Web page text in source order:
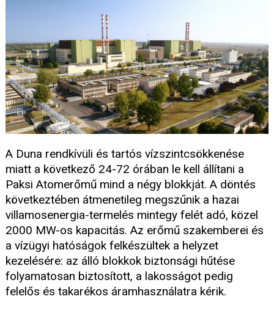
A Duna rendkívüli és tartós vízszintcsökkenése
miatt a következő 24-72 órában le kell állítani a
Paksi Atomerőmű mind a négy blokkját. A döntés
következtében átmenetileg megszűnik a hazai
villamosenergia-termelés mintegy felét adó, közel
2000 MW-os kapacitás. Az erőmű szakemberei és
a vízügyi hatóságok felkészültek a helyzet
kezelésére: az álló blokkok biztonsági hűtése
folyamatosan biztosított, a lakosságot pedig
felelős és takarékos áramhasználatra kérik.